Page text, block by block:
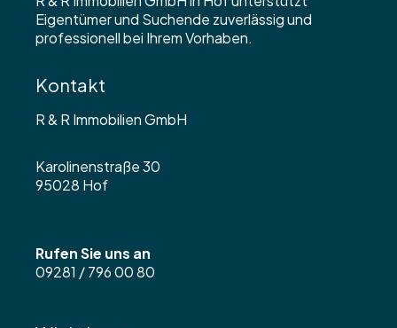
Kontakt
R & R Immobilien GmbH
Karolinenstraße 30
95028 Hof
Rufen Sie uns an
09281 / 796 00 80
Eigentümer und Suchende zuverlässig und
professionell bei Ihrem Vorhaben.